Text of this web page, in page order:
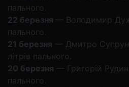
пального.
22 березня — Володимир
пального.
21 березня — Дмитро Супрун
літрів пального.
20 березня — Григорій
пального.